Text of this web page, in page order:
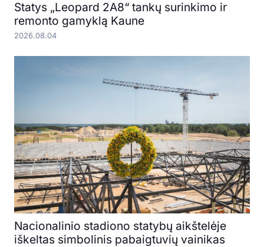
Statys „Leopard 2A8“ tankų surinkimo ir
remonto gamyklą Kaune
2026.08.04
Nacionalinio stadiono statybų aikštelėje
iškeltas simbolinis pabaigtuvių vainikas